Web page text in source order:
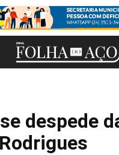
despede